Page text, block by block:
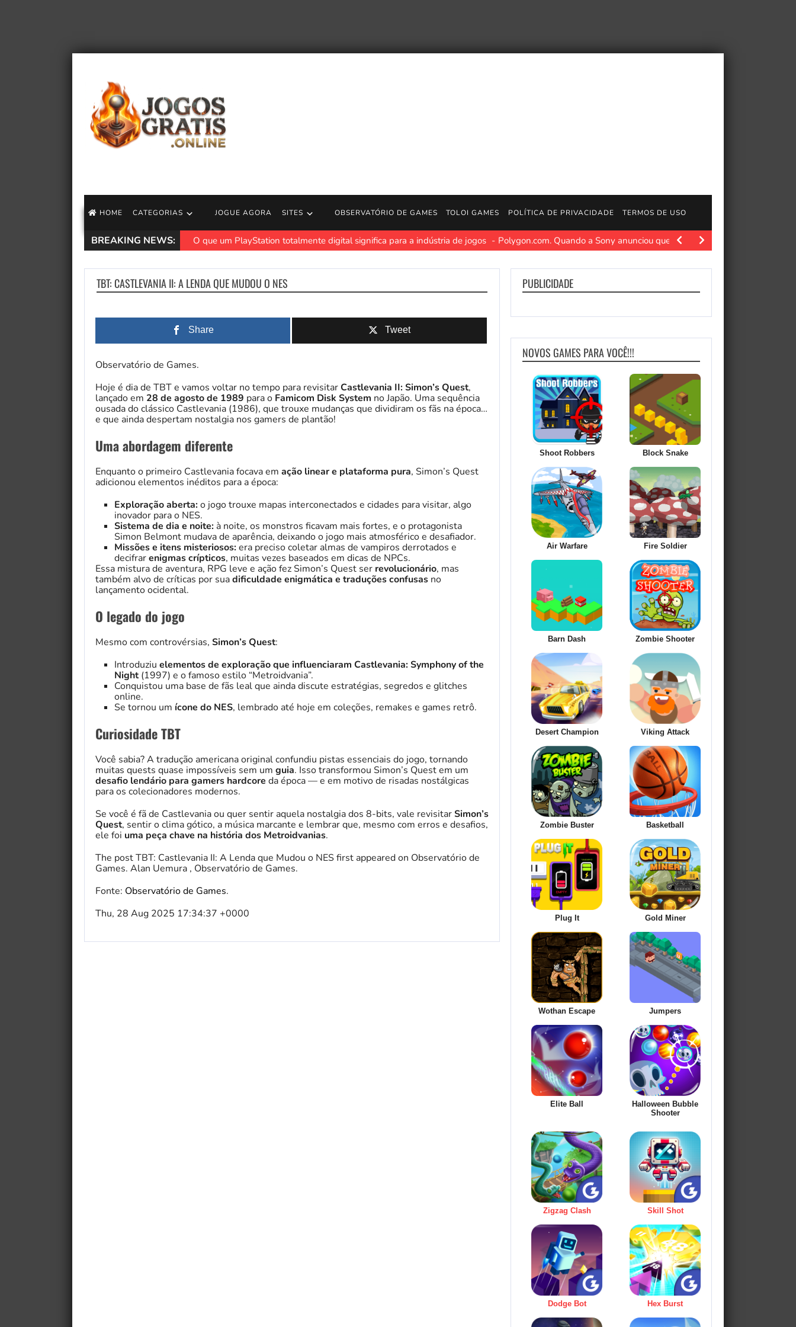
HOME CATEGORIAS JOGUE AGORA SITES OBSERVATÓRIO DE GAMES TOLOI GAMES POLÍTICA DE PRIVACIDADE TERMOS DE USO
BREAKING NEWS: O que um PlayStation totalmente digital significa para a indústria de jogos Polygon.com. Quando a Sony anunciou que deixaria de fabricar…
TBT: CASTLEVANIA II: A LENDA QUE MUDOU O NES
Share Tweet
Observatório de Games.
Hoje é dia de TBT e vamos voltar no tempo para revisitarCastlevania II: Simon’s Quest,
lançado em 28 de agosto de 1989 para o Famicom Disk System no Japão. Uma sequência
ousada do clássico Castlevania (1986), que trouxe mudanças que dividiram os fãs na época…
e que ainda despertam nostalgia nos gamers de plantão!
Uma abordagem diferente
Enquanto o primeiro Castlevania focava em ação linear e plataforma pura, Simon’s Quest
adicionou elementos inéditos para a época:
Exploração aberta:o jogo trouxe mapas interconectados e cidades para visitar, algo
inovador para o NES.
Sistema de dia e noite: à noite, os monstros ficavam mais fortes, e o protagonista
Simon Belmont mudava de aparência, deixando o jogo mais atmosférico e desafiador.
Missões e itens misteriosos:era preciso coletar almas de vampiros derrotados e
decifrarenigmas crípticos, muitas vezes baseados em dicas de NPCs.
Essa mistura de aventura, RPG leve e ação fez Simon’s Quest ser revolucionário, mas
também alvo de críticas por suadificuldade enigmática e traduções confusas no
lançamento ocidental.
O legado do jogo
Mesmo com controvérsias, Simon’s Quest:
Introduziu elementos de exploração que influenciaram Castlevania: Symphony of the
Night(1997) e o famoso estilo “Metroidvania”.
Conquistou uma base de fãs leal que ainda discute estratégias, segredos e glitches
online.
Se tornou um ícone do NES, lembrado até hoje em coleções, remakes e games retrô.
Curiosidade TBT
Você sabia? A tradução americana original confundiu pistas essenciais do jogo, tornando
muitas quests quase impossíveis sem um guia. Isso transformou Simon’s Quest em um
desafio lendário para gamers hardcore da época — e em motivo de risadas nostálgicas
para os colecionadores modernos.
Se você é fã de Castlevania ou quer sentir aquela nostalgia dos 8-bits, vale revisitarSimon’s
Quest, sentir o clima gótico, a música marcante e lembrar que, mesmo com erros e desafios,
ele foi uma peça chave na história dos Metroidvanias.
The post TBT: Castlevania II: A Lenda que Mudou o NES first appeared on Observatório de
Games. Alan Uemura , Observatório de Games.
Fonte: Observatório de Games.
Thu, 28 Aug 2025 17:34:37 +0000
PUBLICIDADE
NOVOS GAMES PARA VOCÊ!!!
Shoot Robbers Block Snake
Air Warfare Fire Soldier
Barn Dash Zombie Shooter
Desert Champion Viking Attack
Zombie Buster Basketball
Plug It Gold Miner
Wothan Escape Jumpers
Elite Ball
Halloween Bubble
Shooter
Zigzag Clash Skill Shot
Dodge Bot Hex Burst